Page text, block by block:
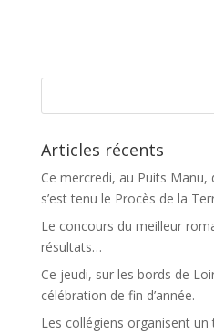
Articles récents
Ce mercredi, au Puits
s’est tenu le Procès de la
Le concours du meilleur
résultats…
Ce jeudi, sur les bords de
célébration de fin d’année.
Les collégiens organisent